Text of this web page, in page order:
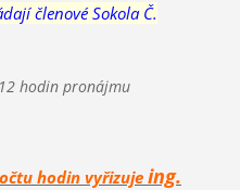
členové Sokola Č.
hodin pronájmu
hodin vyřizujeing.